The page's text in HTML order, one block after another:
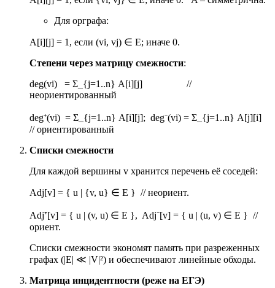
Для орграфа:
A[i][j] = 1, если (vi, vj) ∈ E; иначе 0.
Степени через матрицу смежности:
deg(vi) = Σ_{j=1..n} A[i][j] //
неориентированный
deg⁺(vi) = Σ_{j=1..n} A[i][j]; deg⁻(vi) = Σ_{j=1..n} A[j][i]
// ориентированный
Списки смежности
Для каждой вершины v хранится перечень её соседей:
Adj[v] = { u | {v, u} ∈ E } // неориент.
Adj⁺[v] = { u | (v, u) ∈ E }, Adj⁻[v] = { u | (u, v) ∈ E } //
ориент.
Списки смежности экономят память при разреженных
графах (|E| ≪ |V|²) и обеспечивают линейные обходы.
Матрица инцидентности (реже на ЕГЭ)